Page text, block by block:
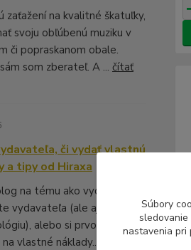
zaťažení na kvalitné škatuľky,
svoju obľúbenú muziku v
či popraskanom obale.
som zberateľ. A ... čítať
či vydať vlastnú
a tipy od Hiraxa
na tému ako vydať knihu -
vydavateľa (ale aj to má
alebo si prvotinu
vlastné náklady...
Súbory
nastavenia pri